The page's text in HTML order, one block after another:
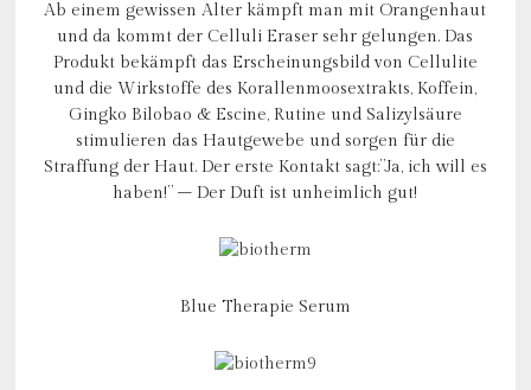
Ab einem gewissen Alter kämpft man mit Orangenhaut
und da kommt der Celluli Eraser sehr gelungen. Das
Produkt bekämpft das Erscheinungsbild von Cellulite
und die Wirkstoffe des Korallenmoosextrakts, Koffein,
Gingko Bilobao & Escine, Rutine und Salizylsäure
stimulieren das Hautgewebe und sorgen für die
Straffung der Haut. Der erste Kontakt sagt:”Ja, ich will es
haben!” – Der Duft ist unheimlich gut!
Blue Therapie Serum